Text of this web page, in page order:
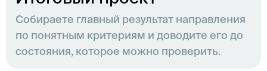
Собираете главный результат направления
по понятным критериям и доводите его до
состояния, которое можно проверить.